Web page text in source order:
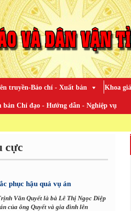
truyền-Báo chí - Xuất bản Khoa
bản Chỉ đạo - Hướng dẫn - Nghiệp vụ
cực
phục hậu quả vụ án
Văn Quyết là bà Lê Thị Ngọc Diệp
của ông Quyết và gia đình lên